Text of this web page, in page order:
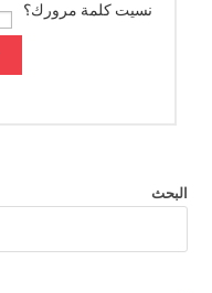
نسيت كلمة مرورك؟
البحث